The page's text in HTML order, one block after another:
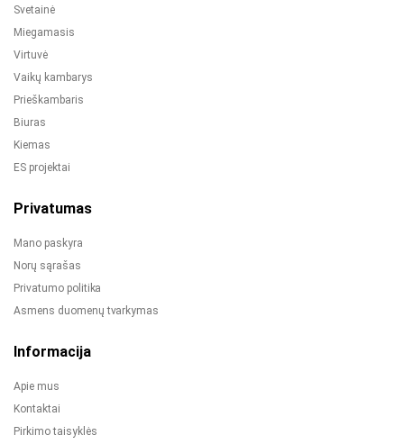
Svetainė
Miegamasis
Virtuvė
Vaikų kambarys
Prieškambaris
Biuras
Kiemas
ES projektai
Privatumas
Mano paskyra
Norų sąrašas
Privatumo politika
Asmens duomenų tvarkymas
Informacija
Apie mus
Kontaktai
Pirkimo taisyklės